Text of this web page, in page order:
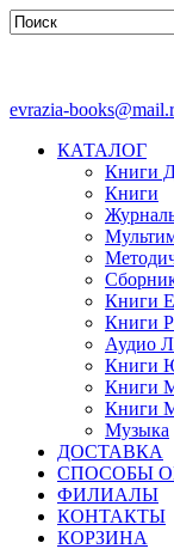
evrazia-
КАТАЛОГ
Книги
Книги
Книги
Книги
Аудио
Книги
Книги
Книги
Музыка
ДОСТАВКА
СПОСОБЫ
ФИЛИАЛЫ
КОНТАКТЫ
КОРЗИНА